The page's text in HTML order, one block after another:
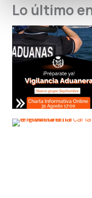
Lo último